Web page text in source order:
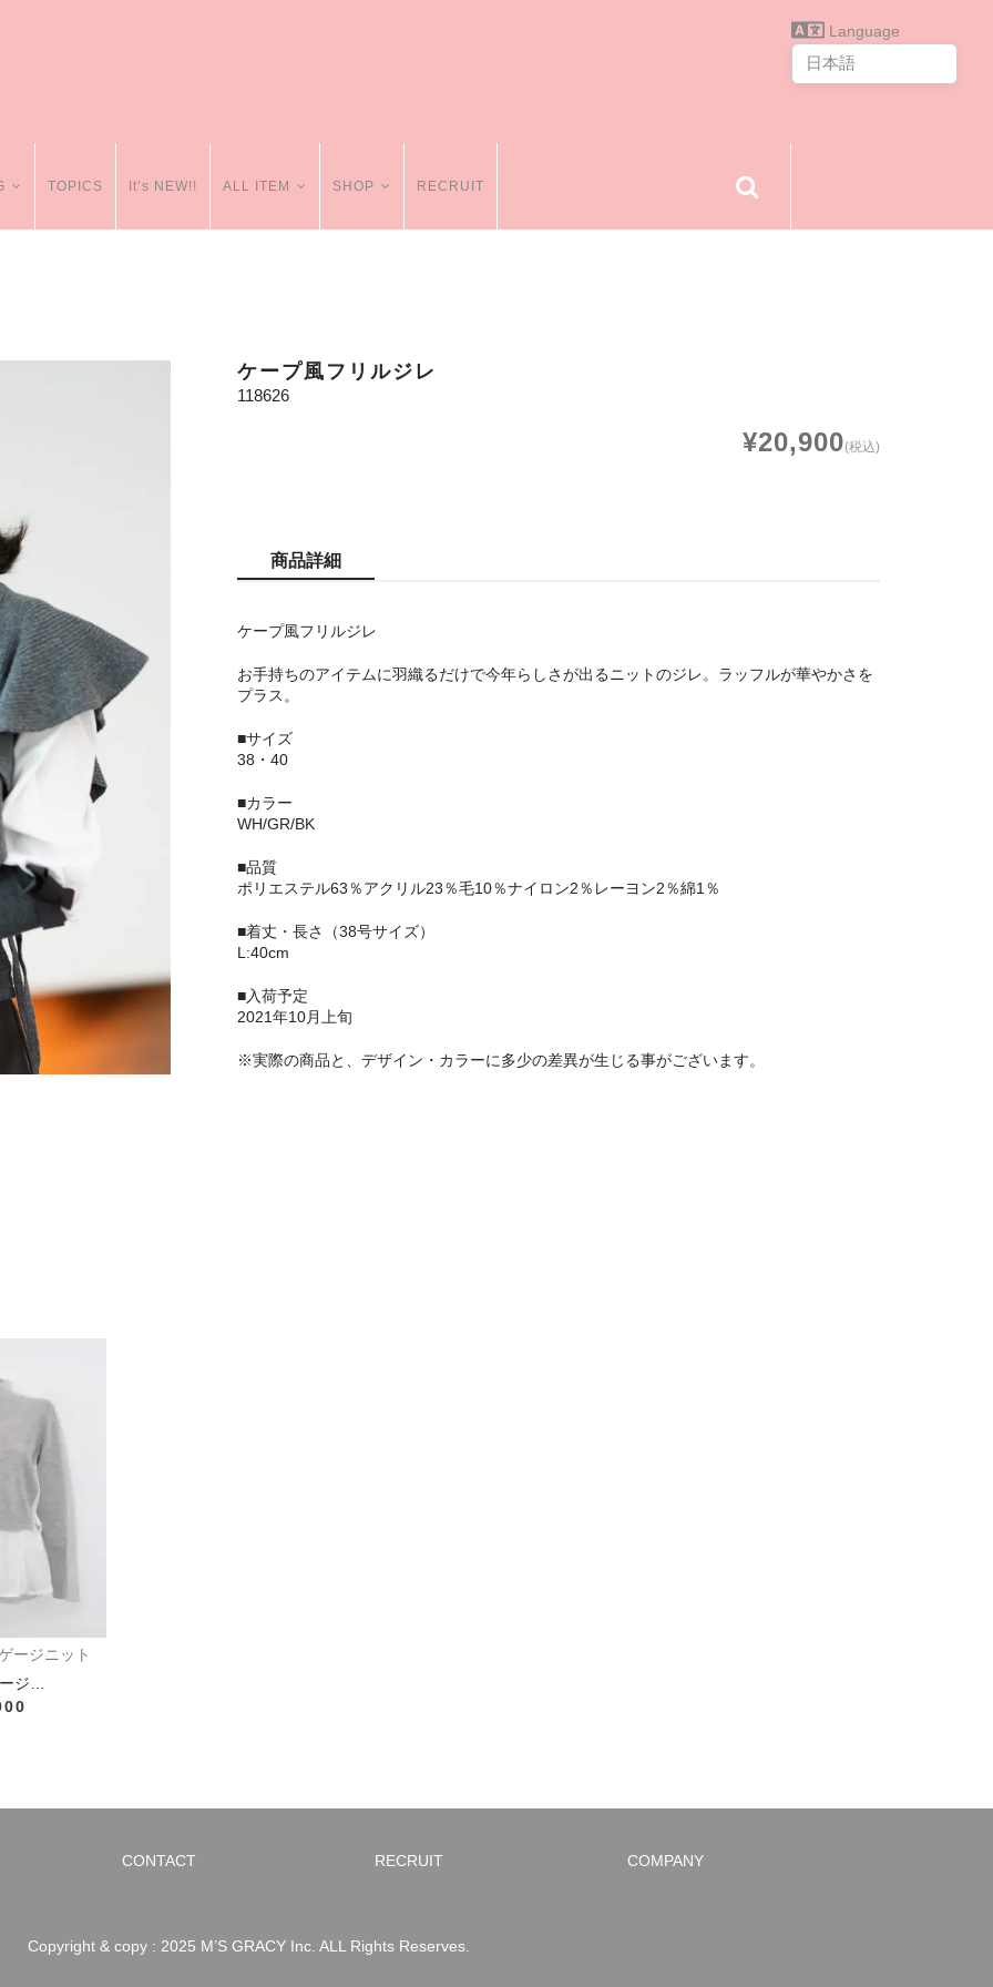
Language
TOPICS It’s NEW!! ALL ITEM SHOP RECRUIT
ケープ風フリルジレ
118626
¥20,900(税込)
商品詳細
ケープ風フリルジレ
お手持ちのアイテムに羽織るだけで今年らしさが出るニットのジレ。ラッフルが華やかさを
プラス。
■サイズ
38・40
■カラー
WH/GR/BK
■品質
ポリエステル63％アクリル23％毛10％ナイロン2％レーヨン2％綿1％
■着丈・長さ（38号サイズ）
L:40cm
■入荷予定
2021年10月上旬
※実際の商品と、デザイン・カラーに多少の差異が生じる事がございます。
ージニット
ジ…
CONTACT RECRUIT COMPANY
Copyright & copy : 2025 M’S GRACY Inc. ALL Rights Reserves.